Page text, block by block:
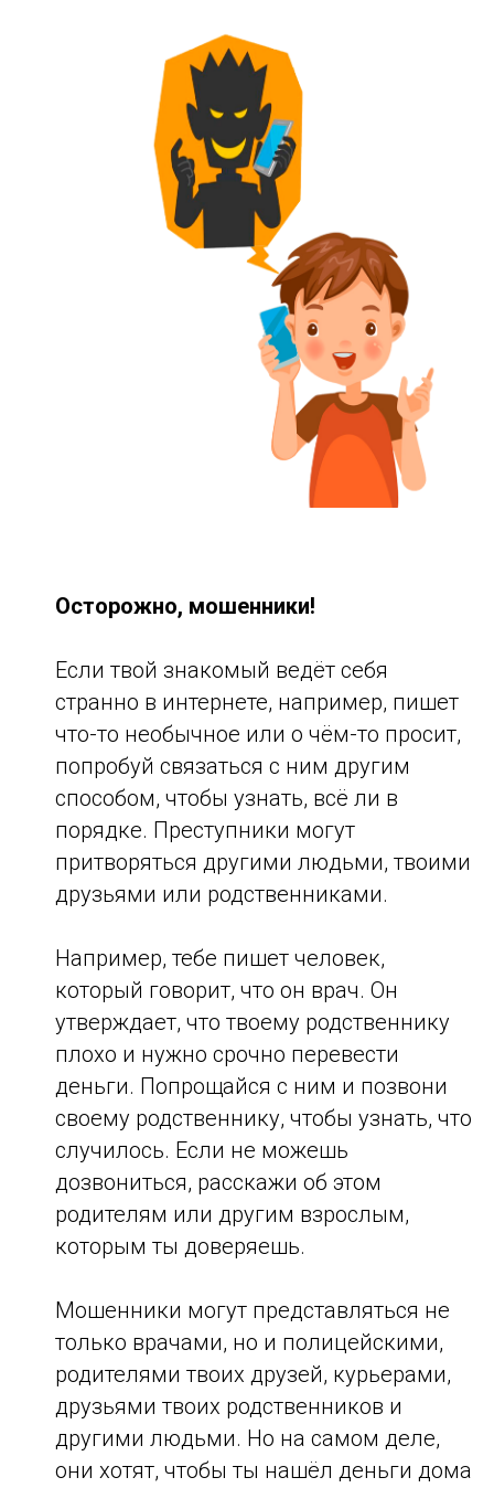
Осторожно, мошенники!
Если твой знакомый ведёт себя
странно в интернете, например, пишет
что-то необычное или о чём-то просит,
попробуй связаться с ним другим
способом, чтобы узнать, всё ли в
порядке. Преступники могут
притворяться другими людьми, твоими
друзьями или родственниками.
Например, тебе пишет человек,
который говорит, что он врач. Он
утверждает, что твоему родственнику
плохо и нужно срочно перевести
деньги. Попрощайся с ним и позвони
своему родственнику, чтобы узнать, что
случилось. Если не можешь
дозвониться, расскажи об этом
родителям или другим взрослым,
которым ты доверяешь.
Мошенники могут представляться не
только врачами, но и полицейскими,
родителями твоих друзей, курьерами,
друзьями твоих родственников и
другими людьми. Но на самом деле,
они хотят, чтобы ты нашёл деньги дома